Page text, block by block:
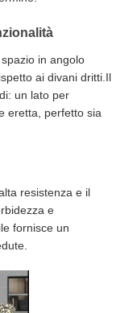
in angolo
ai divani dritti.Il
un lato per
eretta, perfetto sia
resistenza e il
e
fornisce un